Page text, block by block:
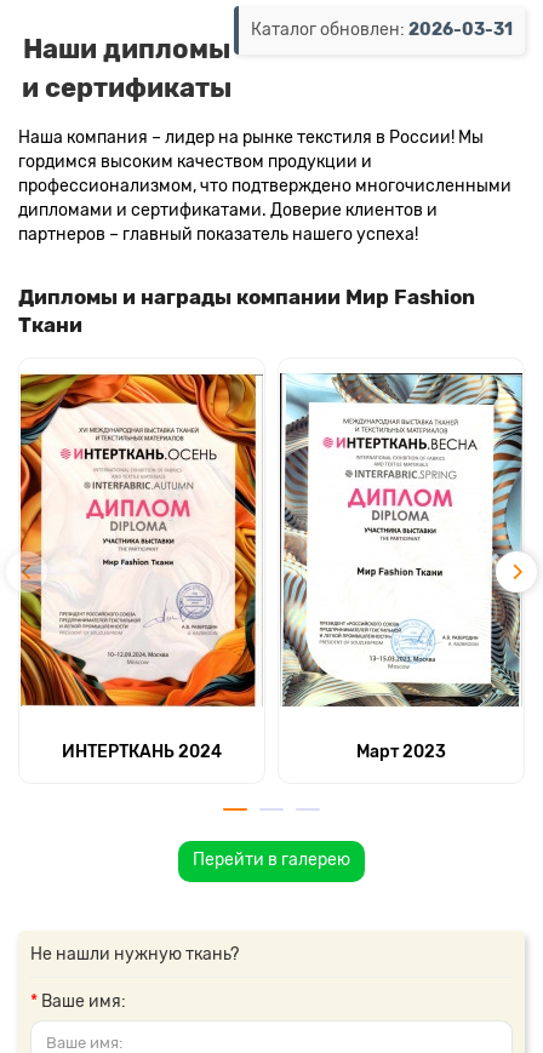
Каталог обновлен: 2026-03-31
Наши дипломы
и сертификаты
Наша компания – лидер на рынке текстиля в России! Мы
гордимся высоким качеством продукции и
профессионализмом, что подтверждено многочисленными
дипломами и сертификатами. Доверие клиентов и
партнеров – главный показатель нашего успеха!
Дипломы и награды компании Мир Fashion
Ткани
ИНТЕРТКАНЬ 2024 Март 2023
Перейти в галерею
Не нашли нужную ткань?
Ваше имя: